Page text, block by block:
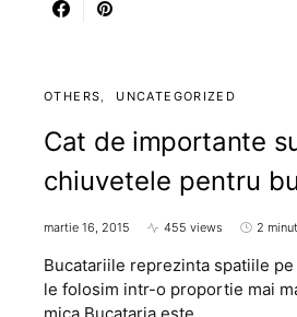
OTHERS UNCATEGORIZED
Cat de importante
chiuvetele pentru
martie 16, 2015 455 views 2
Bucatariile reprezinta spatiile
le folosim intr-o proportie mai